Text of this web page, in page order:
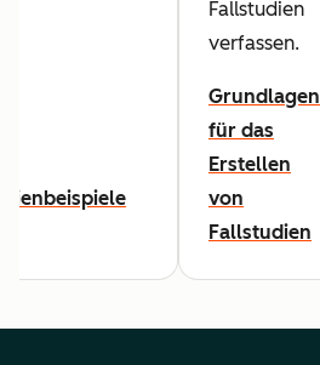
Fallstudien
verfassen.
Grundlagen
für das
Erstellen
von
Fallstudien